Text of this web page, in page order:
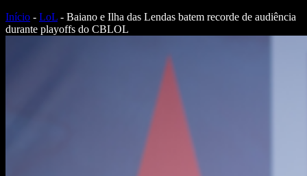
Início - LoL - Baiano e Ilha das Lendas batem recorde de audiência
durante playoffs do CBLOL